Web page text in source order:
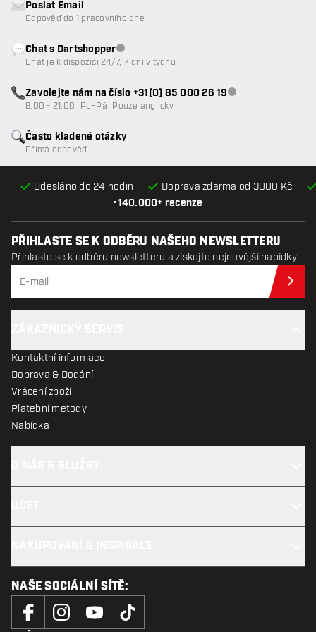
•140.000+ recenze
Odesláno do 24 hodin Doprava zdarma od 3000 Kč
Často kladené otázky
Přímá odpověď
Poslat Email
Odpověď do 1 pracovního dne
Chat s DartshopperZákaznický servis nedostupný
Chat je k dispozici 24/7, 7 dní v týdnu
Zavolejte nám na číslo +31(0) 85 000 26 19Zákaznický servis
8:00 - 21:00 (Po–Pá) Pouze anglicky
PŘIHLASTE SE K ODBĚRU NAŠEHO NEWSLETTERU
Přihlaste se k odběru newsletteru a získejte nejnovější nabídky.
Kontaktní informace
Doprava & Dodání
Vrácení zboží
Platební metody
Nabídka
NAŠE SOCIÁLNÍ SÍTĚ: